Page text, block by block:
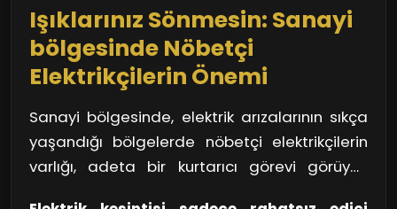
iyisidir.
doğru kaynaklarla bu süreci oldukça
kolaylaştırabilirsiniz.
Işıklarınız Sönmesin: Sanayi
bölgesinde Nöbetçi
Elektrikçilerin Önemi
Sanayi bölgesinde, elektrik arızalarının sıkça
yaşandığı bölgelerde nöbetçi elektrikçilerin
varlığı, adeta bir kurtarıcı görevi görüyor.